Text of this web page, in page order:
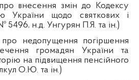
внесення змін до Кодексу
України щодо святкових і
5496, н.д. Унгурян П.Я. та ін.)
недопущення погіршення
громадян України та
на підвищення пенсійного
О.Ю. та ін.)